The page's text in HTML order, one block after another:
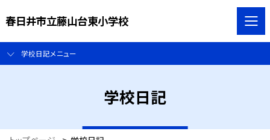
春日井市立藤山台東小学校
学校日記メニュー
学校日記